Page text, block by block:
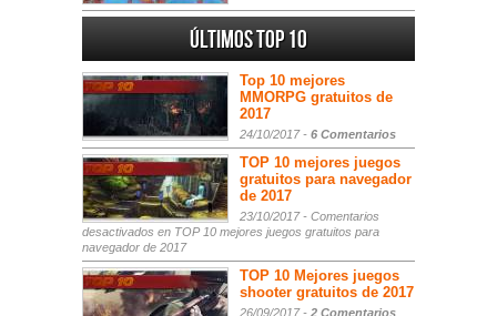
Últimos Top 10
Top 10 mejores
MMORPG gratuitos de
2017
24/10/2017 - 6 Comentarios
TOP 10 mejores juegos
gratuitos para navegador
de 2017
23/10/2017 - Comentarios
desactivados en TOP 10 mejores juegos gratuitos para
navegador de 2017
TOP 10 Mejores juegos
shooter gratuitos de 2017
26/09/2017 - 2 Comentarios